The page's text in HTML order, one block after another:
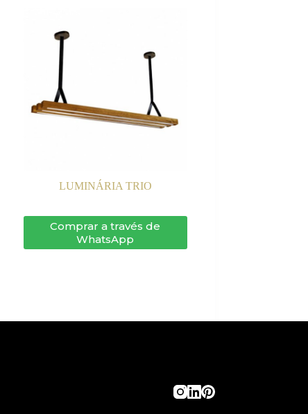
LUMINÁRIA TRIO
Comprar a través de
WhatsApp